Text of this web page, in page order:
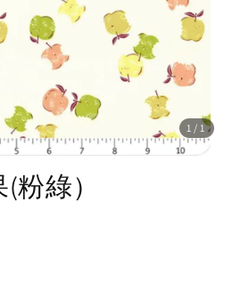
1 /1
綠）